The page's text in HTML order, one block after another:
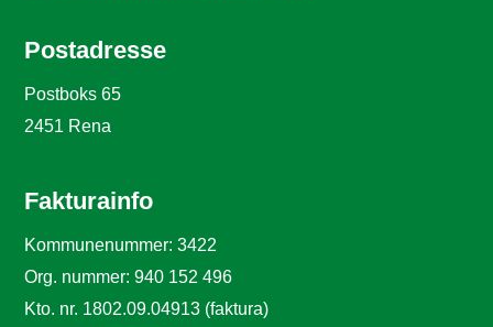
Postadresse
Postboks 65
2451 Rena
Fakturainfo
Kommunenummer: 3422
Org. nummer: 940 152 496
Kto. nr. 1802.09.04913 (faktura)